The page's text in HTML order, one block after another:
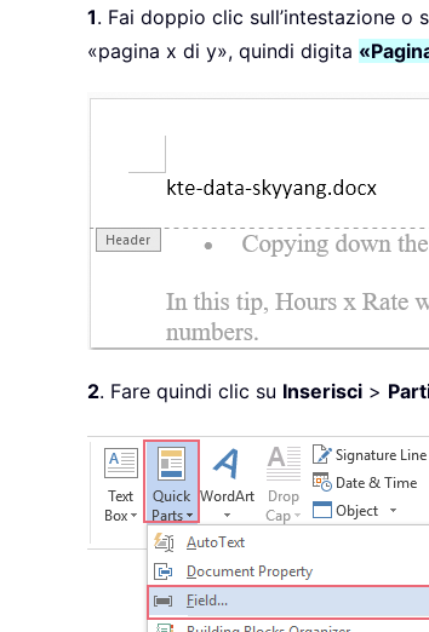
1. Fai doppio clic sull’intestazione
«pagina x di y», quindi digita
2. Fare quindi clic su Inserisci >